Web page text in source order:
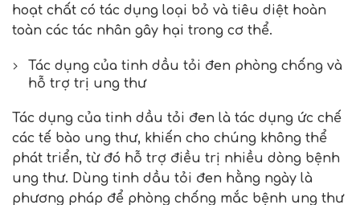
hoạt chất có tác dụng loại bỏ và tiêu diệt hoàn
toàn các tác nhân gây hại trong cơ thể.
Tác dụng của tinh dầu tỏi đen phòng chống và
hỗ trợ trị ung thư
Tác dụng của tinh dầu tỏi đen là tác dụng ức chế
các tế bào ung thư, khiến cho chúng không thể
phát triển, từ đó hỗ trợ điều trị nhiều dòng bệnh
ung thư. Dùng tinh dầu tỏi đen hằng ngày là
phương pháp để phòng chống mắc bệnh ung thư